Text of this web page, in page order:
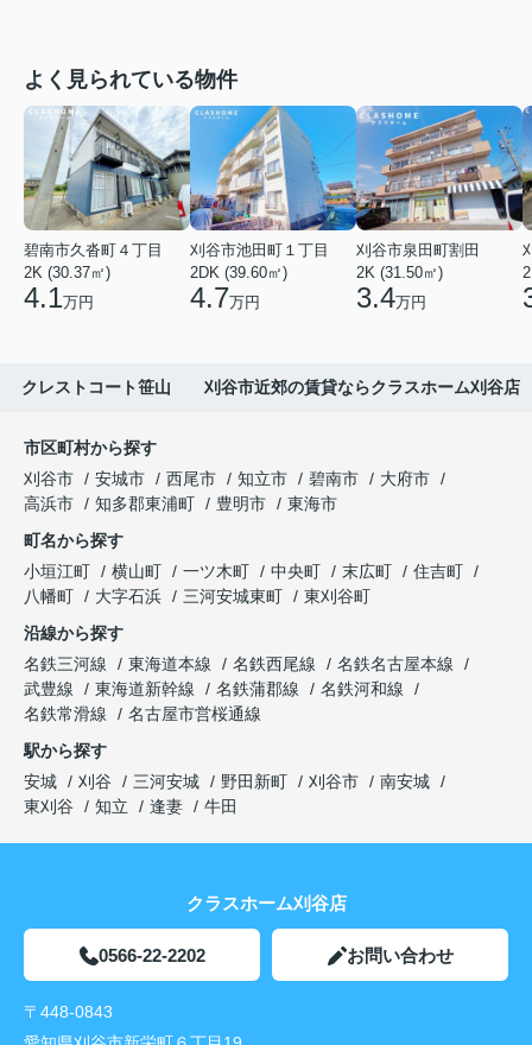
よく見られている物件
碧南市久沓町４丁目
2K (30.37㎡)
4.1万円
刈谷市池田町１丁目
2DK (39.60㎡)
4.7万円
刈谷市泉田町割田
2K (31.50㎡)
3.4万円
クレストコート笹山 刈谷市近郊の賃貸ならクラスホーム刈谷店
市区町村から探す
刈谷市
安城市 西尾市 知立市 碧南市
大府市
高浜市
知多郡東浦町 豊明市
東海市
町名から探す
小垣江町
横山町 一ツ木町 中央町 末広町
住吉町
八幡町
大字石浜 三河安城東町
東刈谷町
沿線から探す
名鉄三河線
東海道本線 名鉄西尾線
名鉄名古屋本線
武豊線
東海道新幹線 名鉄蒲郡線
名鉄河和線
名鉄常滑線
名古屋市営桜通線
駅から探す
安城
刈谷 三河安城 野田新町 刈谷市
南安城
東刈谷
知立 逢妻 牛田
クラスホーム刈谷店
0566-22-2202 お問い合わせ
〒448-0843